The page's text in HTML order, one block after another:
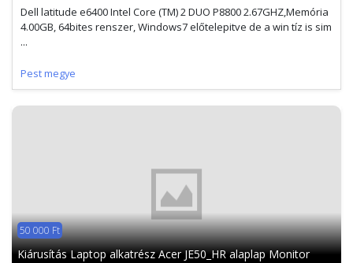
Dell latitude e6400 Intel Core (TM) 2 DUO P8800 2.67GHZ,Memória
4.00GB, 64bites renszer, Windows7 előtelepitve de a win tíz is sim
...
Pest megye
50 000 Ft
Kiárusítás Laptop alkatrész Acer JE50_HR alaplap Monitor